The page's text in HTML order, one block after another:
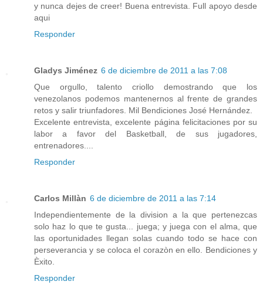
y nunca dejes de creer! Buena entrevista. Full apoyo desde
aqui
Responder
Gladys Jiménez 6 de diciembre de 2011 a las 7:08
Que orgullo, talento criollo demostrando que los
venezolanos podemos mantenernos al frente de grandes
retos y salir triunfadores. Mil Bendiciones José Hernández.
Excelente entrevista, excelente página felicitaciones por su
labor a favor del Basketball, de sus jugadores,
entrenadores....
Responder
Carlos Millàn 6 de diciembre de 2011 a las 7:14
Independientemente de la division a la que pertenezcas
solo haz lo que te gusta... juega; y juega con el alma, que
las oportunidades llegan solas cuando todo se hace con
perseverancia y se coloca el corazòn en ello. Bendiciones y
Èxito.
Responder